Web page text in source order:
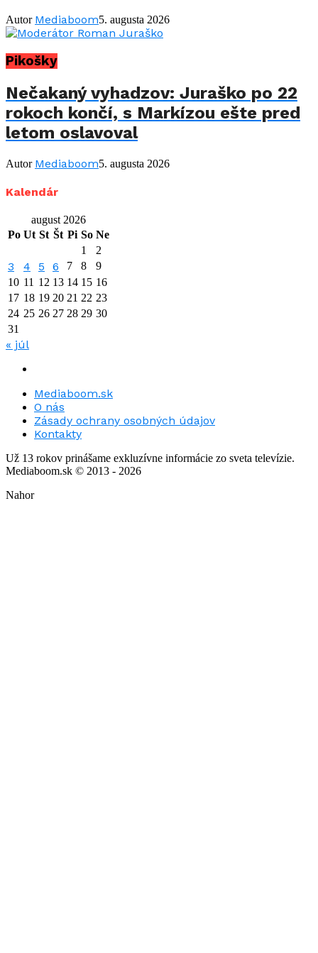
Autor Mediaboom5. augusta 2026
Pikošky
Nečakaný vyhadzov: Juraško po 22
rokoch končí, s Markízou ešte pred
letom oslavoval
Autor Mediaboom5. augusta 2026
Kalendár
august 2026
Po Ut St Št Pi So Ne
1
2
3 4 5 6 7 8
9
10 11 12 13 14 15 16
17 18 19 20 21 22 23
24 25 26 27 28 29 30
31
« júl
Mediaboom.sk
O nás
Zásady ochrany osobných údajov
Kontakty
Už 13 rokov prinášame exkluzívne informácie zo sveta televízie.
Mediaboom.sk © 2013 - 2026
Nahor